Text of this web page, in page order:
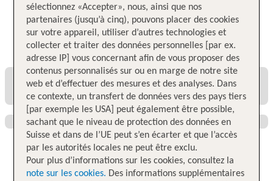
Toutes les offres et tous les prix
sélectionnez «Accepter», nous, ainsi que nos
partenaires (jusqu’à cinq), pouvons placer des cookies
sur votre appareil, utiliser d’autres technologies et
collecter et traiter des données personnelles [par ex.
adresse IP] vous concernant afin de vous proposer des
contenus personnalisés sur ou en marge de notre site
web et d’effectuer des mesures et des analyses. Dans
ce contexte, un transfert de données vers des pays tiers
[par exemple les USA] peut également être possible,
sachant que le niveau de protection des données en
Suisse et dans de l’UE peut s’en écarter et que l’accès
par les autorités locales ne peut être exclu.
Pour plus d’informations sur les cookies, consultez la
note sur les cookies. Des informations supplémentaires